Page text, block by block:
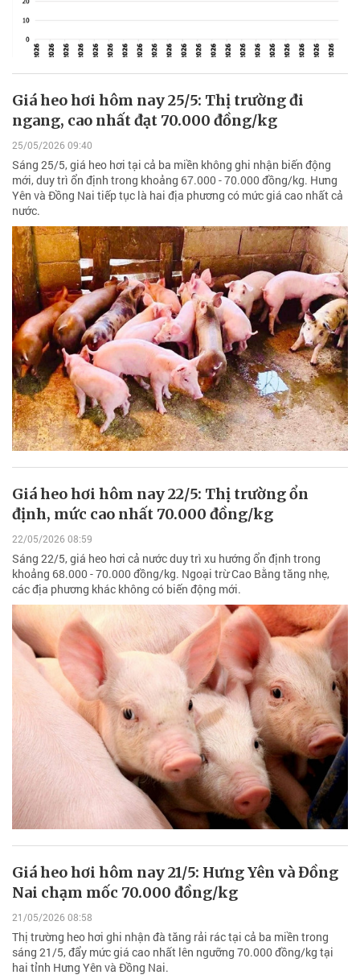
Giá heo hơi hôm nay 25/5: Thị trường đi
ngang, cao nhất đạt 70.000 đồng/kg
25/05/2026 09:40
Sáng 25/5, giá heo hơi tại cả ba miền không ghi nhận biến động
mới, duy trì ổn định trong khoảng 67.000 - 70.000 đồng/kg. Hưng
Yên và Đồng Nai tiếp tục là hai địa phương có mức giá cao nhất cả
nước.
Giá heo hơi hôm nay 22/5: Thị trường ổn
định, mức cao nhất 70.000 đồng/kg
22/05/2026 08:59
Sáng 22/5, giá heo hơi cả nước duy trì xu hướng ổn định trong
khoảng 68.000 - 70.000 đồng/kg. Ngoại trừ Cao Bằng tăng nhẹ,
các địa phương khác không có biến động mới.
Giá heo hơi hôm nay 21/5: Hưng Yên và Đồng
Nai chạm mốc 70.000 đồng/kg
21/05/2026 08:58
Thị trường heo hơi ghi nhận đà tăng rải rác tại cả ba miền trong
sáng 21/5, đẩy mức giá cao nhất lên ngưỡng 70.000 đồng/kg tại
hai tỉnh Hưng Yên và Đồng Nai.